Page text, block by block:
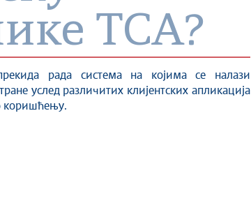
ТСА?
рада система на којима се налази
услед различитих клијентских апликација
коришћењу.